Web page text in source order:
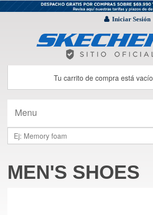
Iniciar Sesión
Tu carrito de compra está vacío
Menu
MEN'S SHOES